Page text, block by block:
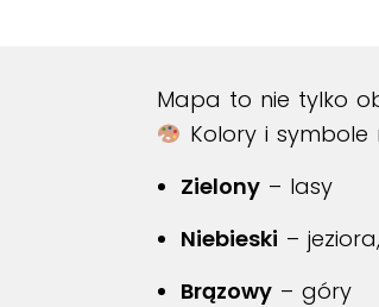
Mapa to nie tylko
Kolory i symbole
Zielony – lasy
Niebieski –
Brązowy – góry